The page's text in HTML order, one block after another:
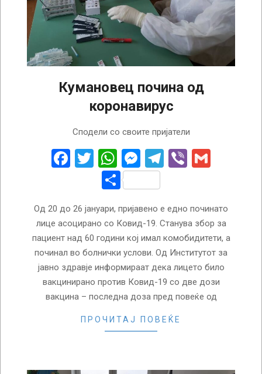
Кумановец почина од
коронавирус
Сподели со своите пријатели
Facebook
Twitter
WhatsApp
Messenger
Telegram
Viber
Share
Од 20 до 26 јануари, пријавено е едно починато
лице асоцирано со Ковид-19. Станува збор за
пациент над 60 години кој имал комобидитети, а
починал во болнички услови. Од Институтот за
јавно здравје информираат дека лицето било
вакцинирано против Ковид-19 со две дози
вакцина – последна доза пред повеќе од
ПРОЧИТАЈ ПОВЕЌЕ